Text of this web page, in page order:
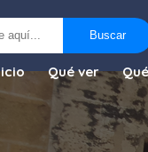
Buscar
Qué ver